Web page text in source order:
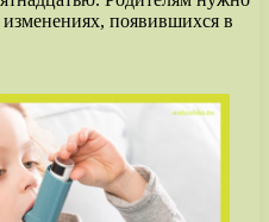
изменениях, появившихся в